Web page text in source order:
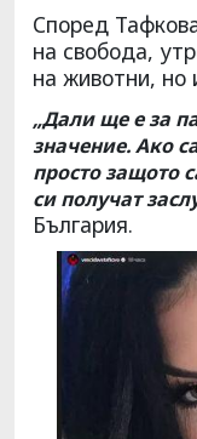
Според
на свобода,
на животни, но
„Дали ще е за
значение. Ако
просто защото
си получат
България.